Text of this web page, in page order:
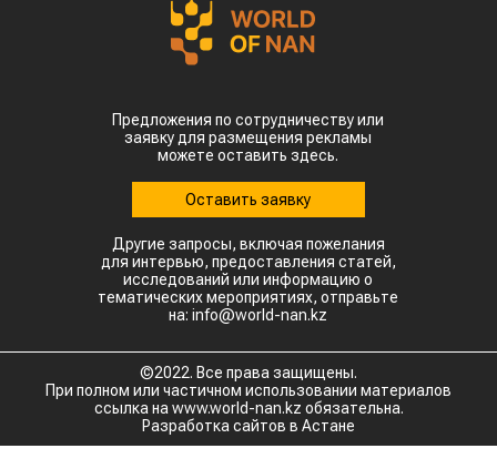
Предложения по сотрудничеству или
заявку для размещения рекламы
можете оставить здесь.
Оставить заявку
Другие запросы, включая пожелания
для интервью, предоставления статей,
исследований или информацию о
тематических мероприятиях, отправьте
на: info@world-nan.kz
©2022. Все права защищены.
При полном или частичном использовании материалов
ссылка на www.world-nan.kz обязательна.
Разработка сайтов в Астане